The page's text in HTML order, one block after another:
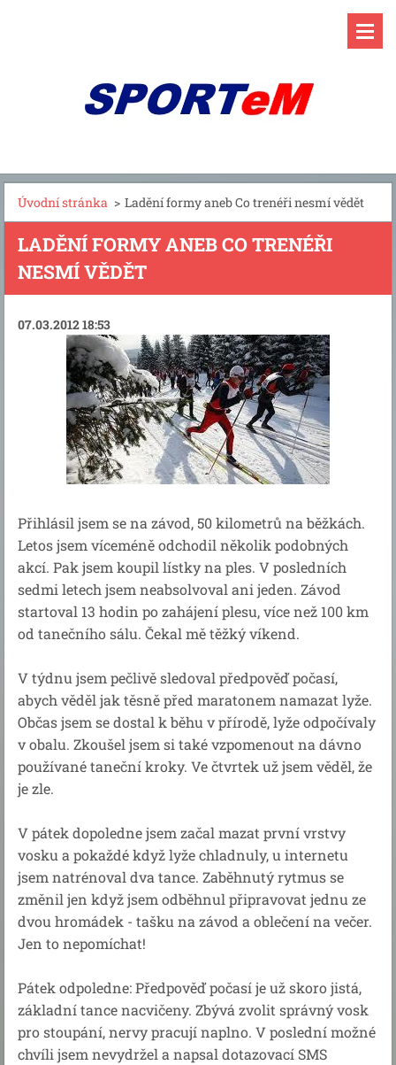
Úvodní stránka > Ladění formy aneb Co trenéři nesmí vědět
LADĚNÍ FORMY ANEB CO TRENÉŘI
NESMÍ VĚDĚT
07.03.2012 18:53
Přihlásil jsem se na závod, 50 kilometrů na běžkách.
Letos jsem víceméně odchodil několik podobných
akcí. Pak jsem koupil lístky na ples. V posledních
sedmi letech jsem neabsolvoval ani jeden. Závod
startoval 13 hodin po zahájení plesu, více než 100 km
od tanečního sálu. Čekal mě těžký víkend.
V týdnu jsem pečlivě sledoval předpověď počasí,
abych věděl jak těsně před maratonem namazat lyže.
Občas jsem se dostal k běhu v přírodě, lyže odpočívaly
v obalu. Zkoušel jsem si také vzpomenout na dávno
používané taneční kroky. Ve čtvrtek už jsem věděl, že
je zle.
V pátek dopoledne jsem začal mazat první vrstvy
vosku a pokaždé když lyže chladnuly, u internetu
jsem natrénoval dva tance. Zaběhnutý rytmus se
změnil jen když jsem odběhnul připravovat jednu ze
dvou hromádek - tašku na závod a oblečení na večer.
Jen to nepomíchat!
Pátek odpoledne: Předpověď počasí je už skoro jistá,
základní tance nacvičeny. Zbývá zvolit správný vosk
pro stoupání, nervy pracují naplno. V poslední možné
chvíli jsem nevydržel a napsal dotazovací SMS